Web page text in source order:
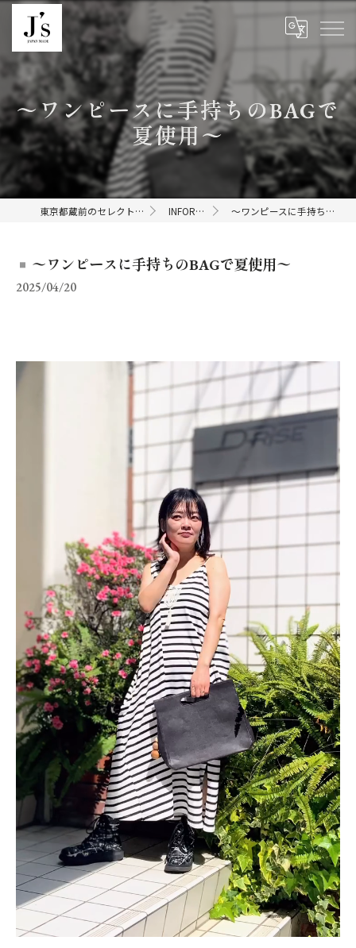
〜ワンピースに手持ちのBAGで
夏使用〜
東京都蔵前のセレクトショップならJ's INFORMATION 〜ワンピースに手持ちのBAGで夏使用〜
〜ワンピースに手持ちのBAGで夏使用〜
2025/04/20